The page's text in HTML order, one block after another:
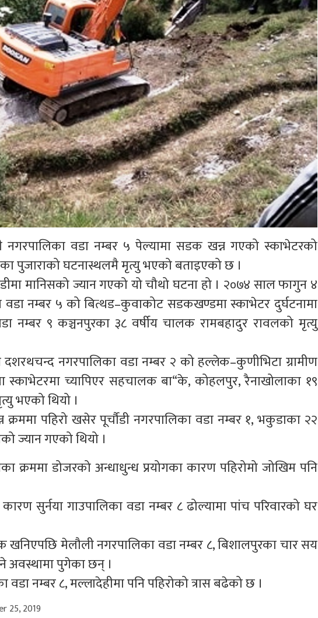
नगरपालिका वडा नम्बर ५ पेल्यामा सडक खन्न गएको स्काभेटरको
पुजाराको घटनास्थलमै मृत्यु भएको बताइएको छ ।
मानिसको ज्यान गएको यो चौथो घटना हो । २०७४ साल फागुन ४
वडा नम्बर ५ को बित्थड–कुवाकोट सडकखण्डमा स्काभेटर दुर्घटनामा
नम्बर ९ कञ्चनपुरका ३८ वर्षीय चालक रामबहादुर रावलको मृत्यु
नगरपालिका वडा नम्बर २ को हल्लेक–कुणीभिटा ग्रामीण
स्काभेटरमा च्यापिएर सहचालक बा“के, कोहलपुर, रैनाखोलाका १९
भएको थियो ।
पहिरो खसेर पूर्चौडी नगरपालिका वडा नम्बर १, भकुडाका २२
ज्यान गएको थियो ।
क्रममा डोजरको अन्धाधुन्ध प्रयोगका कारण पहिरोमो जोखिम पनि
सुर्नया गाउपालिका वडा नम्बर ८ ढोल्यामा पांच परिवारको घर
खनिएपछि मेलौली नगरपालिका वडा नम्बर ८, बिशालपुरका चार सय
अवस्थामा पुगेका छन् ।
वडा नम्बर ८, मल्लादेहीमा पनि पहिरोको त्रास बढेको छ ।
25, 2019